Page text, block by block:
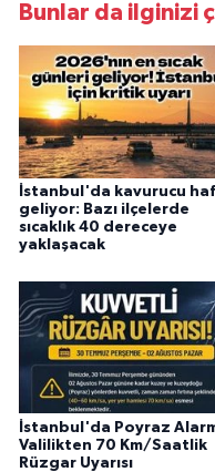
Bunlar da ilginizi
İstanbul'da kavurucu
geliyor: Bazı ilçelerde
sıcaklık 40 dereceye
yaklaşacak
İstanbul'da Poyraz
Valilikten 70 Km/Saatlik
Rüzgar Uyarısı